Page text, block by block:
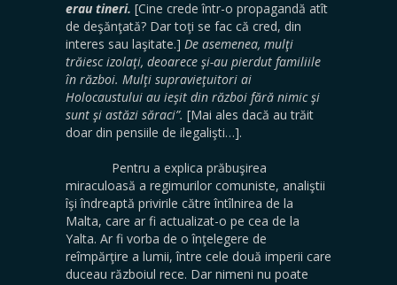
erau tineri. [Cine crede într-o propagandă atît
de deşănţată? Dar toţi se fac că cred, din
interes sau laşitate.] De asemenea, mulţi
trăiesc izolaţi, deoarece şi-au pierdut familiile
în război. Mulţi supravieţuitori ai
Holocaustului au ieşit din război fără nimic şi
sunt şi astăzi săraci”. [Mai ales dacă au trăit
doar din pensiile de ilegalişti…].
Pentru a explica prăbuşirea
miraculoasă a regimurilor comuniste, analiştii
îşi îndreaptă privirile către întîlnirea de la
Malta, care ar fi actualizat-o pe cea de la
Yalta. Ar fi vorba de o înţelegere de
reîmpărţire a lumii, între cele două imperii care
duceau războiul rece. Dar nimeni nu poate